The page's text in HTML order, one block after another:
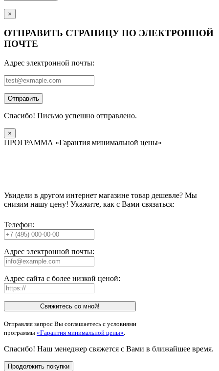
×
ОТПРАВИТЬ СТРАНИЦУ ПО ЭЛЕКТРОННОЙ
ПОЧТЕ
Адрес электронной почты:
Отправить
Спасибо! Письмо успешно отправлено.
×
ПРОГРАММА «Гарантия минимальной цены»
Увидели в другом интернет магазине товар дешевле? Мы
снизим нашу цену! Укажите, как с Вами связаться:
Телефон:
Адрес электронной почты:
Адрес сайта с более низкой ценой:
Свяжитесь со мной!
Отправляя запрос Вы соглашаетесь с условиями
программы «Гарантия минимальной цены».
Спасибо! Наш менеджер свяжется с Вами в ближайшее время.
Продолжить покупки